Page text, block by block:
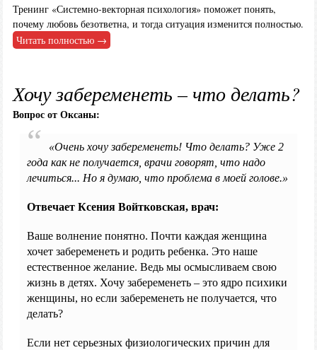
Тренинг «Системно-векторная психология» поможет понять,
почему любовь безответна, и тогда ситуация изменится полностью.
Читать полностью →
Хочу забеременеть – что делать?
Вопрос от Оксаны:
«Очень хочу забеременеть! Что делать? Уже 2
года как не получается, врачи говорят, что надо
лечиться... Но я думаю, что проблема в моей голове.»
Отвечает Ксения Войтковская, врач:
Ваше волнение понятно. Почти каждая женщина
хочет забеременеть и родить ребенка. Это наше
естественное желание. Ведь мы осмысливаем свою
жизнь в детях. Хочу забеременеть – это ядро психики
женщины, но если забеременеть не получается, что
делать?
Если нет серьезных физиологических причин для